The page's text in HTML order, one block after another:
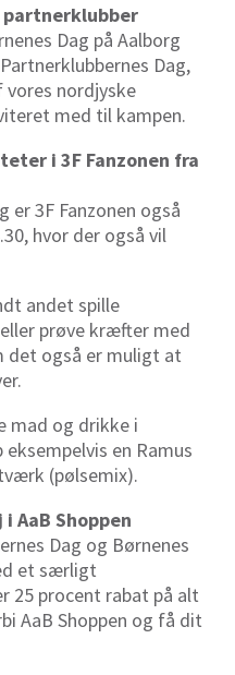
partnerklubber
Dag på Aalborg
Dag,
vores nordjyske
med til kampen.
i 3F Fanzonen fra
er 3F Fanzonen også
hvor der også vil
andet spille
prøve kræfter med
det også er muligt at
mad og drikke i
en Ramus
(pølsemix).
AaB Shoppen
Dag og Børnenes
et særligt
25 procent rabat på alt
AaB Shoppen og få dit